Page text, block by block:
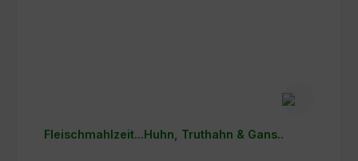
Fleischmahlzeit...Huhn, Truthahn & Gans..